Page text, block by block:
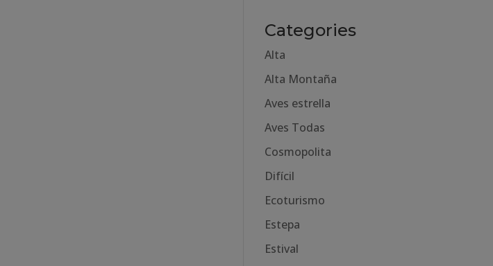
Categories
Alta
Alta Montaña
Aves estrella
Aves Todas
Cosmopolita
Difícil
Ecoturismo
Estepa
Estival